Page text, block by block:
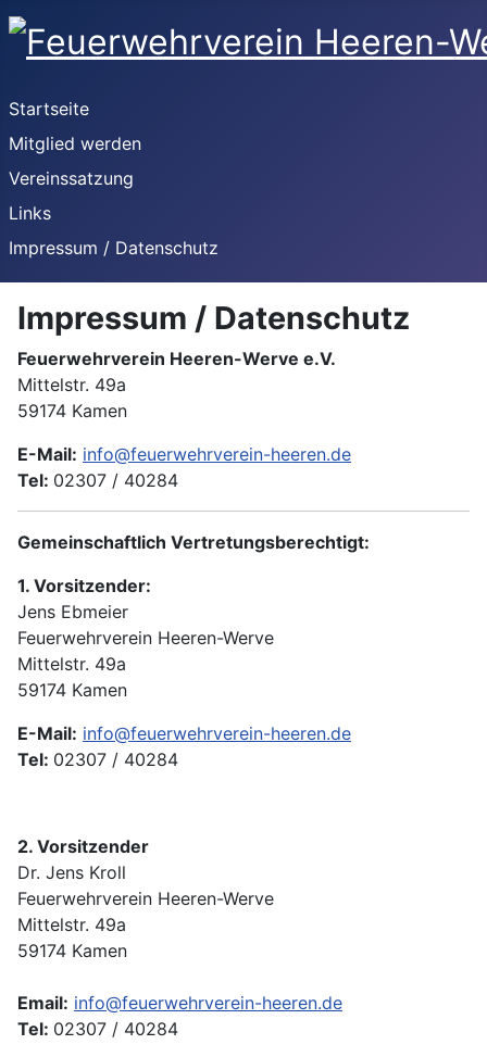
Startseite
Mitglied werden
Vereinssatzung
Links
Impressum / Datenschutz
Impressum / Datenschutz
Feuerwehrverein Heeren-Werve e.V.
Mittelstr. 49a
59174 Kamen
E-Mail: info@feuerwehrverein-heeren.de
Tel: 02307 / 40284
Gemeinschaftlich Vertretungsberechtigt:
1. Vorsitzender:
Jens Ebmeier
Feuerwehrverein Heeren-Werve
Mittelstr. 49a
59174 Kamen
E-Mail: info@feuerwehrverein-heeren.de
Tel: 02307 / 40284
2. Vorsitzender
Dr. Jens Kroll
Feuerwehrverein Heeren-Werve
Mittelstr. 49a
59174 Kamen
Email: info@feuerwehrverein-heeren.de
Tel: 02307 / 40284